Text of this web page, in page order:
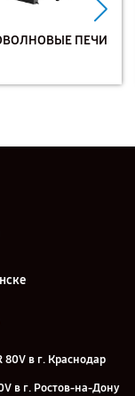
ПЕЧИ
80V в г. Краснодар
в г. Ростов-на-Дону